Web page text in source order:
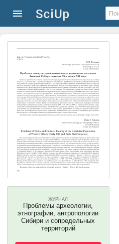
ЖУРНАЛ
Проблемы археологии,
этнографии, антропологии
Сибири и сопредельных
территорий